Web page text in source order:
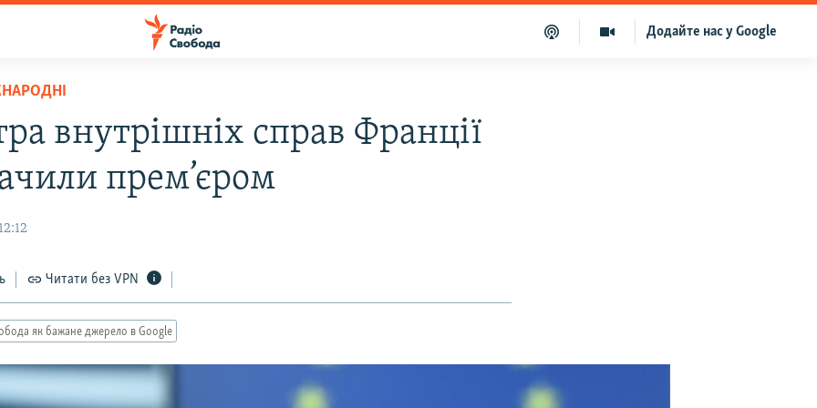
Додайте нас у Google
внутрішніх справ Франції
прем’єром
Читати без VPN
як бажане джерело в Google